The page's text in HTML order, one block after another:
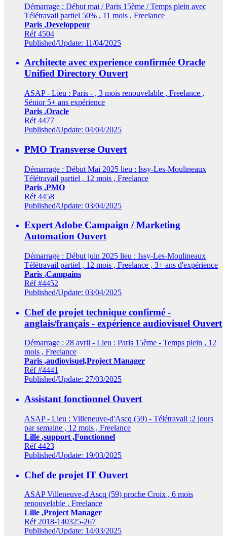
Démarrage : Début mai / Paris 15ème / Temps plein avec
Télétravail partiel 50% , 11 mois , Freelance
Paris ,Developpeur
Réf 4504
Published/Update: 11/04/2025
Architecte avec experience confirmée Oracle
Unified Directory Ouvert
ASAP - Lieu : Paris - , 3 mois renouvelable , Freelance ,
Sénior 5+ ans expérience
Paris ,Oracle
Réf 4477
Published/Update: 04/04/2025
PMO Transverse Ouvert
Démarrage : Début Mai 2025 lieu : Issy-Les-Moulineaux
Télétravail partiel , 12 mois , Freelance
Paris ,PMO
Réf 4458
Published/Update: 03/04/2025
Expert Adobe Campaign / Marketing
Automation Ouvert
Démarrage : Début juin 2025 lieu : Issy-Les-Moulineaux
Télétravail partiel , 12 mois , Freelance , 3+ ans d'expérience
Paris ,Campains
Réf #4452
Published/Update: 03/04/2025
Chef de projet technique confirmé -
anglais/français - expérience audiovisuel Ouvert
Démarrage : 28 avril - Lieu : Paris 15ème - Temps plein , 12
mois , Freelance
Paris ,audiovisuel,Project Manager
Réf #4441
Published/Update: 27/03/2025
Assistant fonctionnel Ouvert
ASAP - Lieu : Villeneuve-d'Ascq (59) - Télétravail :2 jours
par semaine , 12 mois , Freelance
Lille ,support ,Fonctionnel
Réf 4423
Published/Update: 19/03/2025
Chef de projet IT Ouvert
ASAP Villeneuve-d'Ascq (59) proche Croix , 6 mois
renouvelable , Freelance
Lille ,Project Manager
Réf 2018-140325-267
Published/Update: 14/03/2025